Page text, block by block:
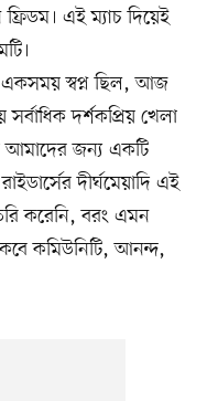
ফ্রিডম। এই ম্যাচ দিয়েই
একসময় স্বপ্ন ছিল, আজ
সর্বাধিক দর্শকপ্রিয় খেলা
আমাদের জন্য একটি
দীর্ঘমেয়াদি এই
করেনি, বরং এমন
কমিউনিটি, আনন্দ,